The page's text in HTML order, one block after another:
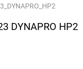
DYNAPRO HP2